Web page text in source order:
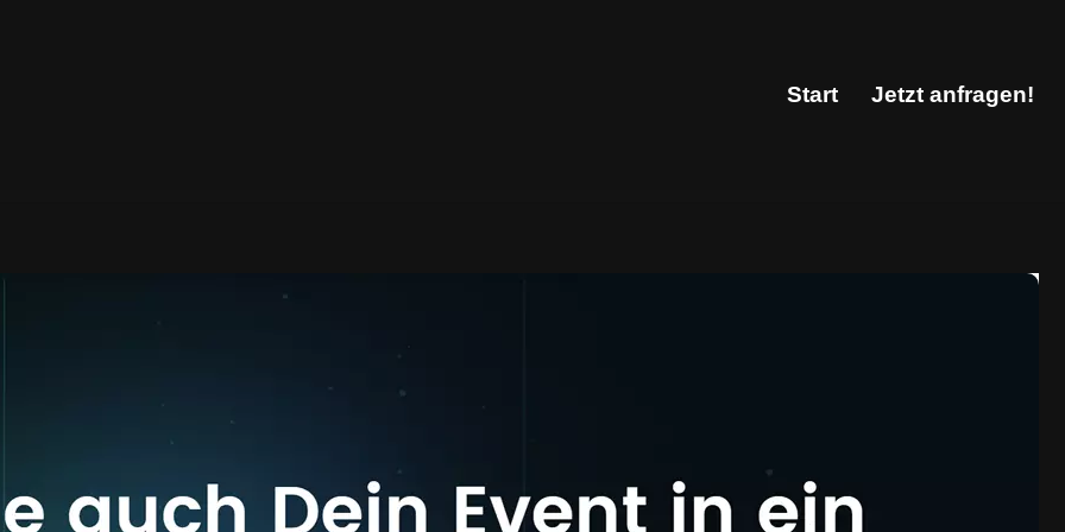
Start Jetzt anfragen!